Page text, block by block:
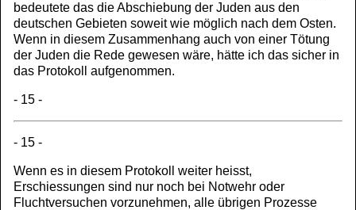
bedeutete das die Abschiebung der Juden aus den
deutschen Gebieten soweit wie möglich nach dem Osten.
Wenn in diesem Zusammenhang auch von einer Tötung
der Juden die Rede gewesen wäre, hätte ich das sicher in
das Protokoll aufgenommen.
- 15 -
- 15 -
Wenn es in diesem Protokoll weiter heisst,
Erschiessungen sind nur noch bei Notwehr oder
Fluchtversuchen vorzunehmen, alle übrigen Prozesse